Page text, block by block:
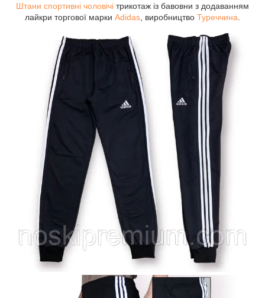
Штани спортивні чоловічі трикотаж із бавовни з додаванням
лайкри торгової марки Adidas , виробництво Туреччина